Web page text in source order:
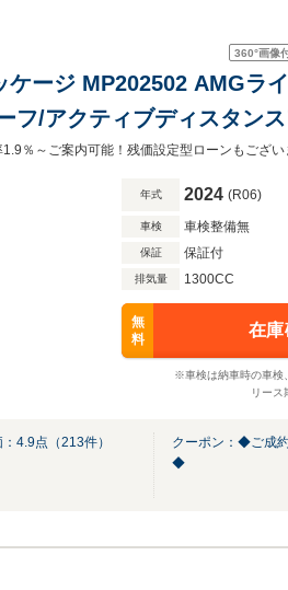
360°画像
ージ MP202502 AMGラ
フ/アクティブディスタン
トヒーター/360度カメラ/
年式 2024 (R06)
車検 車検整備無
保証 保証付
排気量 1300CC
無
料
在庫
※車検は納車時の車検
リース
4.9点（213件）
クーポン：◆ご成
◆